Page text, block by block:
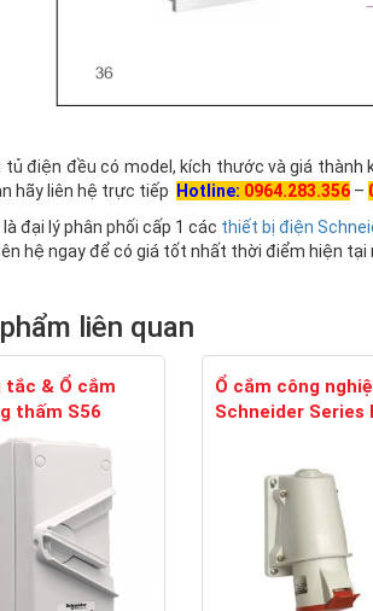
tủ điện đều có model, kích thước và giá
hãy liên hệ trực tiếp
Hotline: 0964.283.356 –
là đại lý phân phối cấp 1 các thiết bị điện
hệ ngay để có giá tốt nhất thời điểm hiện tại
liên quan
tắc & Ổ cắm
thấm S56
Ổ cắm công
Schneider Series